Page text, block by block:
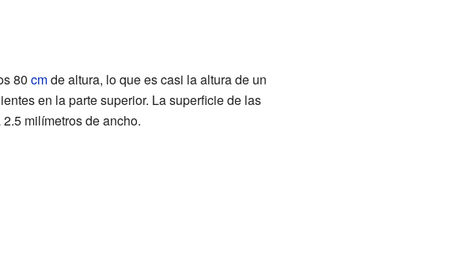
80 cmde altura, lo que es casi la altura de un
en la parte superior. La superficie de las
milímetros de ancho.